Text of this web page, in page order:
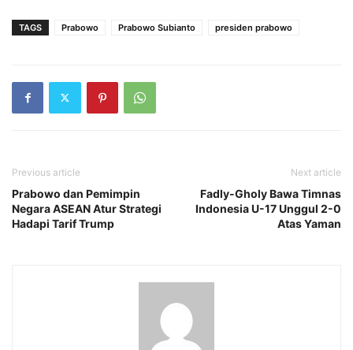
TAGS Prabowo Prabowo Subianto presiden prabowo
Previous article
Prabowo dan Pemimpin
Negara ASEAN Atur Strategi
Hadapi Tarif Trump
Next article
Fadly-Gholy Bawa Timnas
Indonesia U-17 Unggul 2-0
Atas Yaman